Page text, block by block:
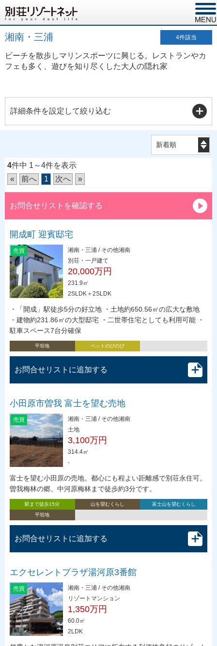
湘南・三浦 4件該当
ビーチを散歩しマリンスポーツに興じる。レストランやカ
フェも多く、遊びを知り尽くした大人の隠れ家
詳細条件を設定して絞り込む
4件中 1～4件を表示
«
前へ 1 次へ »
お問合せリストを確認する
開成町 迎賓邸宅
売買
湘南・三浦 / その他湘南
別荘・一戸建て
20,000万円
231.9㎡
2SLDK＋2SLDK
・「開成」駅徒歩5分の好立地 ・土地約650.56㎡の広大な敷地
・建物約231.86㎡の大型邸宅 ・二世帯住宅としても利用可能 ・
駐車スペース7台分確保
平坦地 ペットのびのび
お問合せリストに追加する
小田原市曽我 富士を望む売地
売買
湘南・三浦 / その他湘南
土地
3,100万円
314.4㎡
-
富士を望む小田原の売地。都心にも程よい距離感で別荘永住可。
曽我梅林の郷、中河原梅林まで徒歩約3分です。
駅まで徒歩15分 山を望むくらし
富士山を望むくらし
平坦地
お問合せリストに追加する
エクセレントプラザ湯河原3番館
売買
湘南・三浦 / その他湘南
リゾートマンション
1,350万円
60.0㎡
2LDK